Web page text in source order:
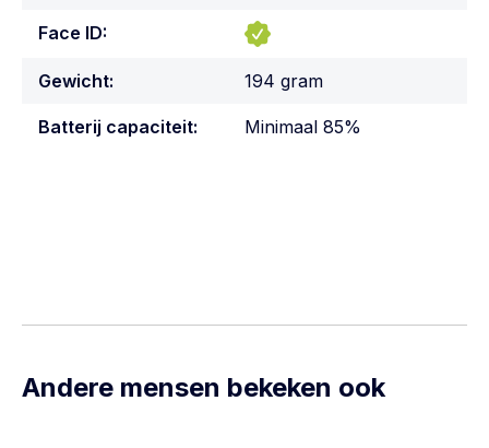
Face ID:
Gewicht: 194 gram
Batterij capaciteit: Minimaal 85%
Andere mensen bekeken ook